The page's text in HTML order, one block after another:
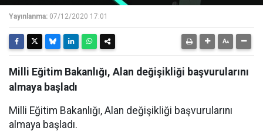
Yayınlanma: 07/12/2020 17:01
Milli Eğitim Bakanlığı, Alan değişikliği başvurularını
almaya başladı
Milli Eğitim Bakanlığı, Alan değişikliği başvurularını
almaya başladı.